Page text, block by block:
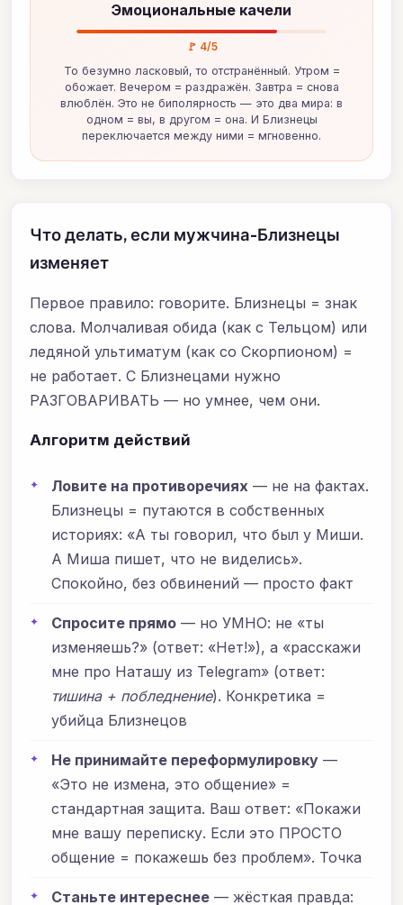
Эмоциональные качели
🚩 4/5
То безумно ласковый, то отстранённый. Утром =
обожает. Вечером = раздражён. Завтра = снова
влюблён. Это не биполярность — это два мира: в
одном = вы, в другом = она. И Близнецы
переключается между ними = мгновенно.
Что делать, если мужчина-Близнецы
изменяет
Первое правило: говорите. Близнецы = знак
слова. Молчаливая обида (как с Тельцом) или
ледяной ультиматум (как со Скорпионом) =
не работает. С Близнецами нужно
РАЗГОВАРИВАТЬ — но умнее, чем они.
Алгоритм действий
Ловите на противоречиях — не на фактах.
Близнецы = путаются в собственных
историях: «А ты говорил, что был у Миши.
А Миша пишет, что не виделись».
Спокойно, без обвинений — просто факт
Спросите прямо — но УМНО: не «ты
изменяешь?» (ответ: «Нет!»), а «расскажи
мне про Наташу из Telegram» (ответ:
тишина + побледнение). Конкретика =
убийца Близнецов
Не принимайте переформулировку —
«Это не измена, это общение» =
стандартная защита. Ваш ответ: «Покажи
мне вашу переписку. Если это ПРОСТО
общение = покажешь без проблем». Точка
Станьте интереснее — жёсткая правда: